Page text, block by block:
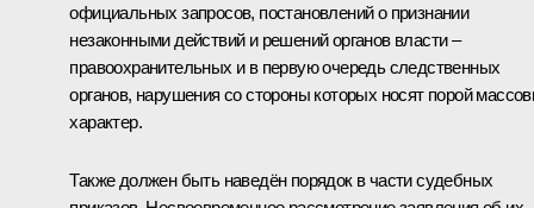
официальных запросов, постановлений о признании
незаконными действий и решений органов власти –
правоохранительных и в первую очередь следственных
органов, нарушения со стороны которых носят порой
характер.
Также должен быть наведён порядок в части судебных